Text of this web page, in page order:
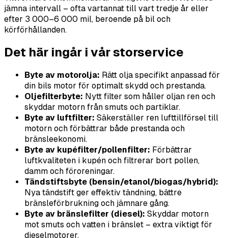
jämna intervall – ofta vartannat till vart tredje år eller
efter 3 000–6 000 mil, beroende på bil och
körförhållanden.
Det här ingår i vår storservice
Byte av motorolja: Rätt olja specifikt anpassad för
din bils motor för optimalt skydd och prestanda.
Oljefilterbyte: Nytt filter som håller oljan ren och
skyddar motorn från smuts och partiklar.
Byte av luftfilter: Säkerställer ren lufttillförsel till
motorn och förbättrar både prestanda och
bränsleekonomi.
Byte av kupéfilter/pollenfilter: Förbättrar
luftkvaliteten i kupén och filtrerar bort pollen,
damm och föroreningar.
Tändstiftsbyte (bensin/etanol/biogas/hybrid):
Nya tändstift ger effektiv tändning, bättre
bränsleförbrukning och jämnare gång.
Byte av bränslefilter (diesel): Skyddar motorn
mot smuts och vatten i bränslet – extra viktigt för
dieselmotorer.